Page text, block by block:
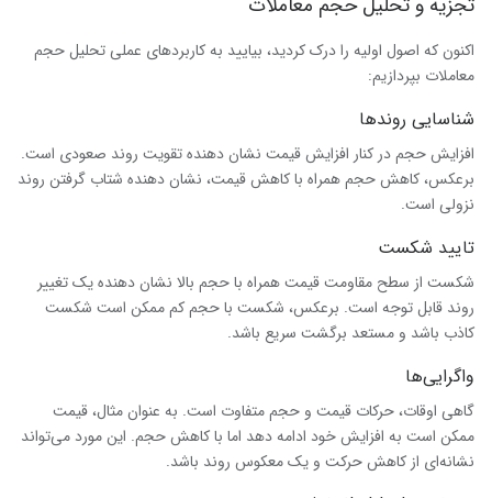
اکنون که اصول اولیه را درک کردید، بیایید به کاربردهای عملیتحلیلحجم
معاملات بپردازیم:
شناسایی روندها
افزایش حجم در کنار افزایش قیمت نشان دهنده تقویت روند صعودی است.
برعکس، کاهش حجم همراه با کاهش قیمت، نشان دهنده شتاب گرفتن روند
نزولی است.
تایید شکست
شکست از سطح مقاومت قیمت همراه با حجم بالا نشان دهنده یک تغییر
روند قابل توجه است. برعکس، شکست با حجم کم ممکن است شکست
کاذب باشد و مستعد برگشت سریع باشد.
واگرایی‌ها
گاهی اوقات، حرکات قیمت و حجم متفاوت است. به عنوان مثال، قیمت
ممکن است به افزایش خود ادامه دهد اما با کاهش حجم. این مورد می‌تواند
نشانه‌ای از کاهش حرکت و یک معکوس روند باشد.